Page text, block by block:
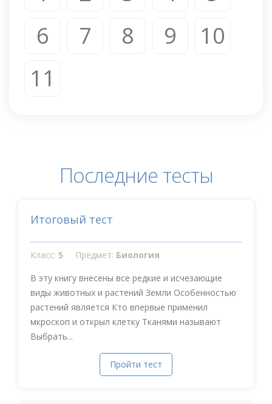
6
7 8 9
10
11
Последние тесты
Итоговый тест
Класс: 5 Предмет: Биология
В эту книгу внесены все редкие и исчезающие
виды животных и растений Земли Особенностью
растений является Кто впервые применил
мкроскоп и открыл клетку Тканями называют
Выбрать...
Пройти тест